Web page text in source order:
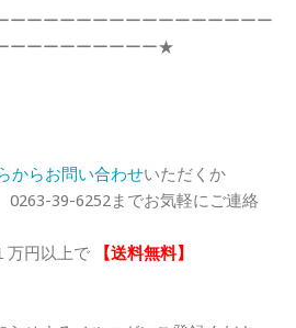
ーーーーーーーーーーーーーーーー
ーーーーーーーーー★
からお問い合わせいただくか
0263-39-6252までお気軽にご連絡
万円以上で
【送料無料】